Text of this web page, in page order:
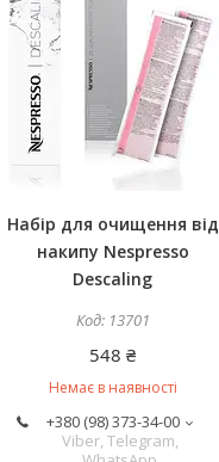
Набір для очищення від
накипу Nespresso
Descaling
13701
548 ₴
Немає в наявності
+380 (98) 373-34-00
Viber, Telegram,